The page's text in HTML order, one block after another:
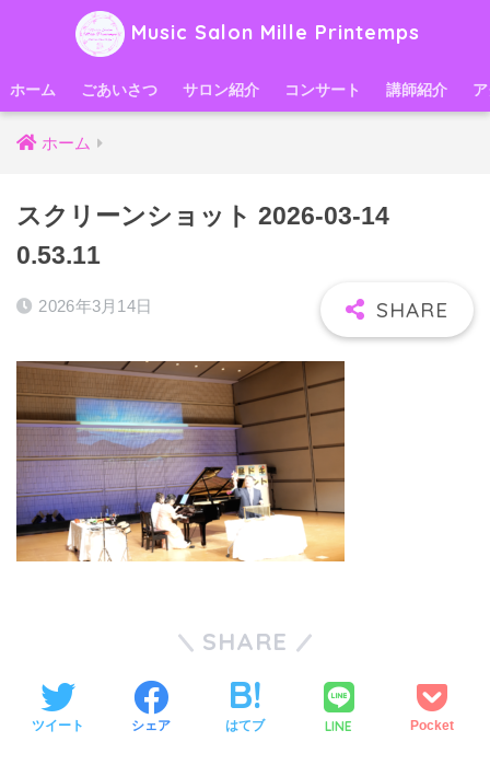
Music Salon Mille Printemps
ホーム ごあいさつ サロン紹介 コンサート 講師紹介
ホーム
スクリーンショット 2026-03-14
0.53.11
2026年3月14日
SHARE
ツイート シェア はてブ LINE Pocket